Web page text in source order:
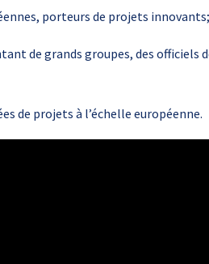
porteurs de projets innovants;
de grands groupes, des officiels
de projets à l’échelle européenne.